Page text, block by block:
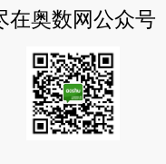
在奥数网公众号